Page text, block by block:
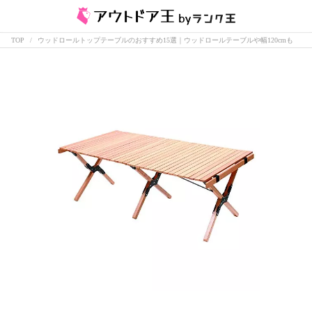
TOP ウッドロールトップテーブルのおすすめ15選｜ウッドロールテーブルや幅120cmも